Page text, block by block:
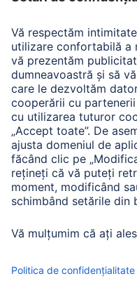
A.N.P.C.
A.N.P.C. SAL
Companie
Istoria companiei
Hama Mondial